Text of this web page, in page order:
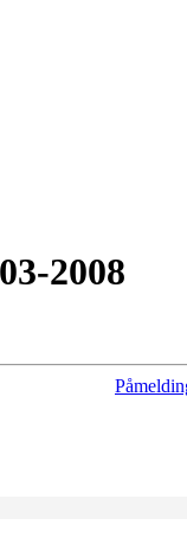
2008